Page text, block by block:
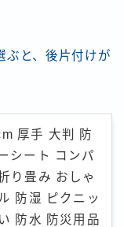
ぶと、後片付けが
厚手 大判 防
シート コンパ
り畳み おしゃ
防湿 ピクニッ
防水 防災用品